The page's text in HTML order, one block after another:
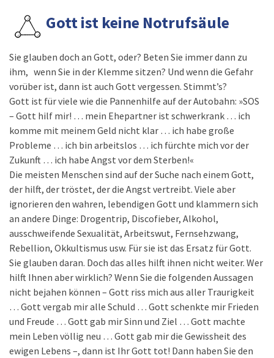
Gott ist keine Notrufsäule
Sie glauben doch an Gott, oder? Beten Sie immer dann zu
ihm, wenn Sie in der Klemme sitzen? Und wenn die Gefahr
vorüber ist, dann ist auch Gott vergessen. Stimmt’s?
Gott ist für viele wie die Pannenhilfe auf der Autobahn: »SOS
– Gott hilf mir! … mein Ehepartner ist schwerkrank … ich
komme mit meinem Geld nicht klar … ich habe große
Probleme … ich bin arbeitslos … ich fürchte mich vor der
Zukunft … ich habe Angst vor dem Sterben!«
Die meisten Menschen sind auf der Suche nach einem Gott,
der hilft, der tröstet, der die Angst vertreibt. Viele aber
ignorieren den wahren, lebendigen Gott und klammern sich
an andere Dinge: Drogentrip, Discofieber, Alkohol,
ausschweifende Sexualität, Arbeitswut, Fernsehzwang,
Rebellion, Okkultismus usw. Für sie ist das Ersatz für Gott.
Sie glauben daran. Doch das alles hilft ihnen nicht weiter. Wer
hilft Ihnen aber wirklich? Wenn Sie die folgenden Aussagen
nicht bejahen können – Gott riss mich aus aller Traurigkeit
… Gott vergab mir alle Schuld … Gott schenkte mir Frieden
und Freude … Gott gab mir Sinn und Ziel … Gott machte
mein Leben völlig neu … Gott gab mir die Gewissheit des
ewigen Lebens –, dann ist Ihr Gott tot! Dann haben Sie den